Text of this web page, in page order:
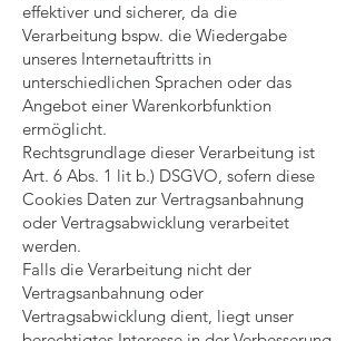
effektiver und sicherer, da die
Verarbeitung bspw. die Wiedergabe
unseres Internetauftritts in
unterschiedlichen Sprachen oder das
Angebot einer Warenkorbfunktion
ermöglicht.
Rechtsgrundlage dieser Verarbeitung ist
Art. 6 Abs. 1 lit b.) DSGVO, sofern diese
Cookies Daten zur Vertragsanbahnung
oder Vertragsabwicklung verarbeitet
werden.
Falls die Verarbeitung nicht der
Vertragsanbahnung oder
Vertragsabwicklung dient, liegt unser